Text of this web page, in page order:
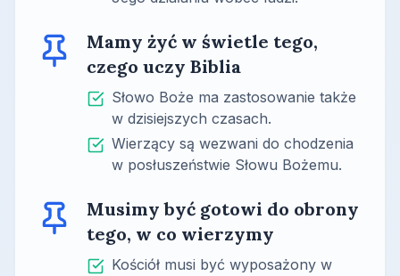
Mamy żyć w świetle tego,
czego uczy Biblia
Słowo Boże ma zastosowanie także
w dzisiejszych czasach.
Wierzący są wezwani do chodzenia
w posłuszeństwie Słowu Bożemu.
Musimy być gotowi do obrony
tego, w co wierzymy
Kościół musi być wyposażony w